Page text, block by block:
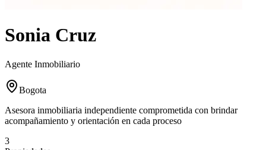
Sonia Cruz
Agente Inmobiliario
Bogota
Asesora inmobiliaria independiente comprometida con brindar
acompañamiento y orientación en cada proceso
3